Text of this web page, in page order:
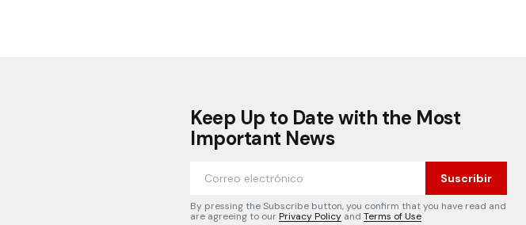
Keep Up to Date with the Most
Important News
Suscribir
By pressing the Subscribe button, you confirm that you have read and
are agreeing to ourPrivacy Policy and Terms of Use